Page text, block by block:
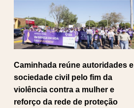
Caminhada reúne autoridades e
sociedade civil pelo fim da
violência contra a mulher e
reforço da rede de proteção